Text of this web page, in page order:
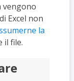
vengono
Excel non
la
il file.